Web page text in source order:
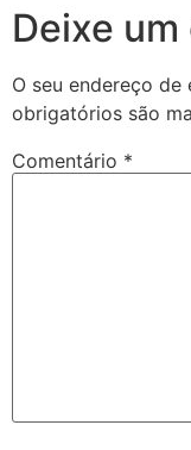
Deixe
O seu endereço
obrigatórios são
Comentário *